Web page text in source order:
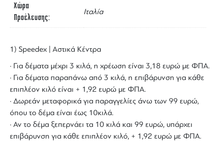
Χώρα
Προέλευσης
Ιταλία
1) Speedex | Αστικά Κέντρα
· Για δέματα μέχρι 3 κιλά, η χρέωση είναι 3,18 ευρώ με ΦΠΑ.
· Για δέματα παραπάνω από 3 κιλά, η επιβάρυνση για κάθε
επιπλέον κιλό είναι + 1,92 ευρώ με ΦΠΑ.
· Δωρεάν μεταφορικά για παραγγελίες άνω των 99 ευρώ,
όπου το δέμα είναι έως 10κιλά.
· Αν το δέμα ξεπερνάει τα 10 κιλά και 99 ευρώ, υπάρχει
επιβάρυνση για κάθε επιπλέον κιλό, + 1,92 ευρώ με ΦΠΑ.